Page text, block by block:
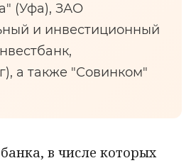
(Уфа), ЗАО
и инвестиционный
а также "Совинком"
в числе которых